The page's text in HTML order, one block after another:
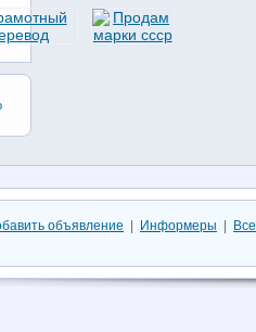
объявление Информеры